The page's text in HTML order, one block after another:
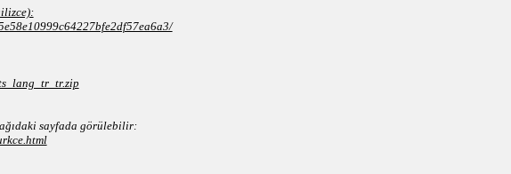
sayfada görülebilir: